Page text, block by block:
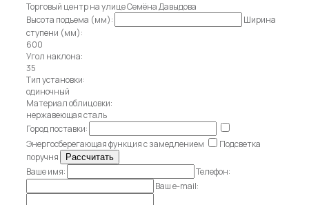
Торговый центр на улице Семёна Давыдова
Высота подъема (мм):
Ширина
ступени (мм):
600
Угол наклона:
35
Тип установки:
одиночный
Материал облицовки:
нержавеющая сталь
Город поставки:
Энергосберегающая функция с замедлением
Подсветка
поручня
Ваше имя:
Телефон:
Ваш e-mail: